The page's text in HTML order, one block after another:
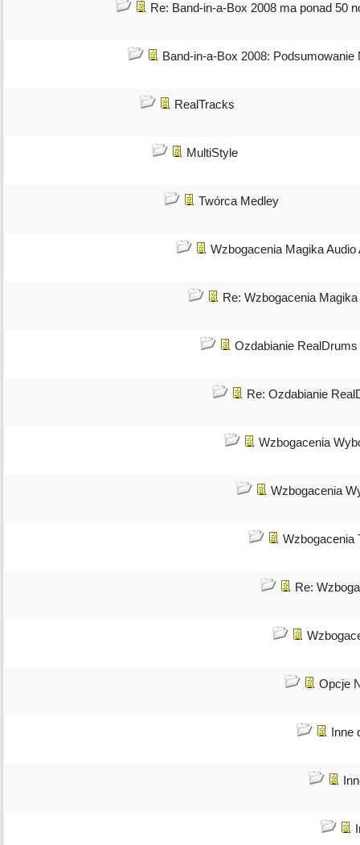
Re: Band-in-a-Box 2008 ma ponad 50
Band-in-a-Box 2008: Podsumowanie
RealTracks
MultiStyle
Twórca Medley
Wzbogacenia Magika Audio
Re: Wzbogacenia
Ozdabianie RealDrums
Re: Ozdabianie
Wzbogacenia
Wzbogacenia
Wzbogacenia
Re:
Opcje
Inne